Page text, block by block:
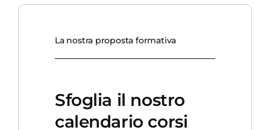
La nostra proposta formativa
Sfoglia il nostro
calendario corsi